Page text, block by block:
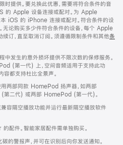
提供。要兑换此优惠，需要将符合条件的音
的 Apple 设备连接或配对。为 Apple
iOS 的 iPhone 连接或配对。符合条件的设
无论购买多少件符合条件的设备，每个 Apple
订，直至取消订阅。须遵循限制条件和其他条
发生的意外损坏提供不限次数的保修服务。
(第一代) 上，空间音频适用于支持此功
都支持杜比全景声。
两部同款 HomePod 扬声器，如两部
二代) 或两部 HomePod (第一代)。
容隔空播放功能并运行最新隔空播放软件
件。智能家居配件需单独购买。
的警报声，并可在识别后向你发送通知。